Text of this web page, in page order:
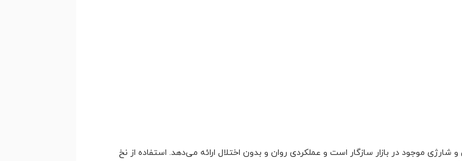
موجود در بازار سازگار است و عملکردی روان و بدون اختلال ارائه می‌دهد. استفاده از نخ